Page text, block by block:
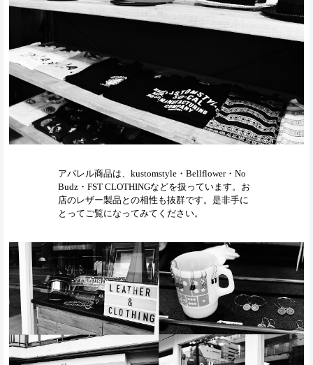
アパレル商品は、kustomstyle・Bellflower・No
Budz・FST CLOTHINGなどを扱っています。お
店のレザー製品との相性も抜群です。是非手に
とってご覧になってみてください。